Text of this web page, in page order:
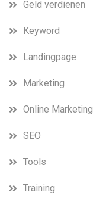
Geld verdienen
Keyword
Landingpage
Marketing
Online Marketing
SEO
Tools
Training